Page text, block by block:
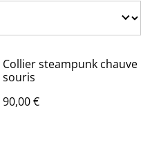
Collier steampunk chauve
souris
90,00 €